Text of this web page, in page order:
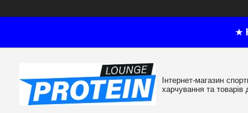
★
Інтернет-магазин
харчування та товарів